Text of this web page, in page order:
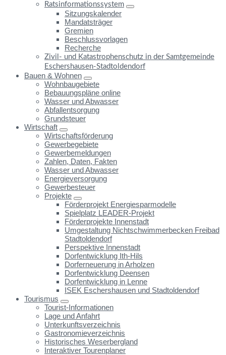
Ratsinformationssystem
Sitzungskalender
Mandatsträger
Gremien
Beschlussvorlagen
Recherche
Zivil- und Katastrophenschutz in der Samtgemeinde
Eschershausen-Stadtoldendorf
Bauen & Wohnen
Wohnbaugebiete
Bebauungspläne online
Wasser und Abwasser
Abfallentsorgung
Grundsteuer
Wirtschaft
Wirtschaftsförderung
Gewerbegebiete
Gewerbemeldungen
Zahlen, Daten, Fakten
Wasser und Abwasser
Energieversorgung
Gewerbesteuer
Projekte
Förderprojekt Energiesparmodelle
Spielplatz LEADER-Projekt
Förderprojekte Innenstadt
Umgestaltung Nichtschwimmerbecken Freibad
Stadtoldendorf
Perspektive Innenstadt
Dorfentwicklung Ith-Hils
Dorferneuerung in Arholzen
Dorfentwicklung Deensen
Dorfentwicklung in Lenne
ISEK Eschershausen und Stadtoldendorf
Tourismus
Tourist-Informationen
Lage und Anfahrt
Unterkunftsverzeichnis
Gastronomieverzeichnis
Historisches Weserbergland
Interaktiver Tourenplaner